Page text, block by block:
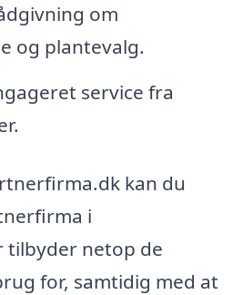
om
og plantevalg.
service fra
kan du
i
tilbyder netop de
for, samtidig med at